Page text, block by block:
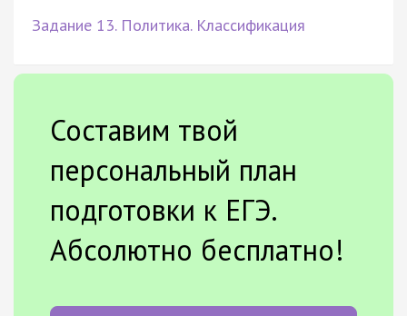
Задание 13. Политика. Классификация
Составим твой
персональный план
подготовки к ЕГЭ.
Абсолютно бесплатно!